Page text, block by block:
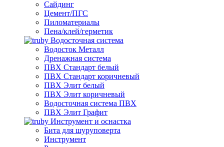
Сайдинг
Цемент/ПГС
Пиломатериалы
Пена/клей/герметик
Водосточная система
Водосток Металл
Дренажная система
ПВХ Стандарт белый
ПВХ Стандарт коричневый
ПВХ Элит белый
ПВХ Элит коричневый
Водосточная система ПВХ
ПВХ Элит Графит
Инструмент и оснастка
Бита для шуруповерта
Инструмент